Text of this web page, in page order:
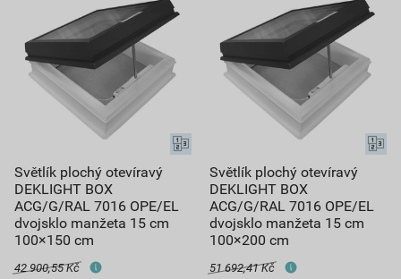
Světlík plochý otevíravý
DEKLIGHT BOX
ACG/G/RAL 7016 OPE/EL
dvojsklo manžeta 15 cm
100×150 cm
42 900,55 Kč
Světlík plochý otevíravý
DEKLIGHT BOX
ACG/G/RAL 7016 OPE/EL
dvojsklo manžeta 15 cm
100×200 cm
51 692,41 Kč